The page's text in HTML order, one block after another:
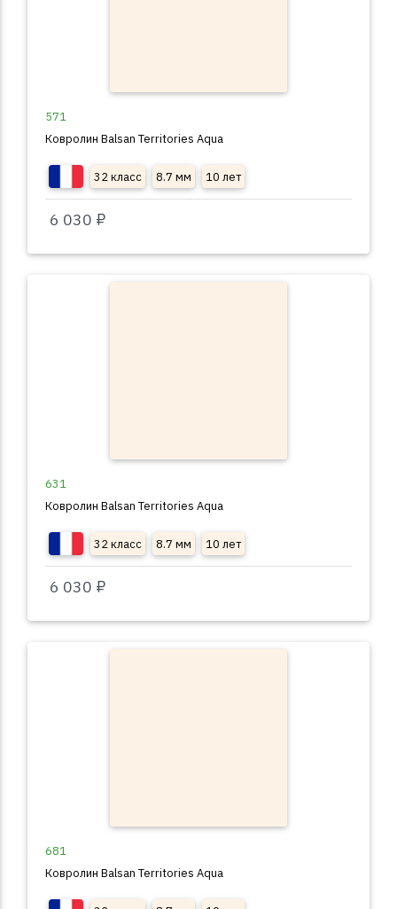
571
Ковролин Balsan Territories Aqua
32 класс 8.7 мм 10 лет
6 030 ₽
631
Ковролин Balsan Territories Aqua
32 класс 8.7 мм 10 лет
6 030 ₽
681
Ковролин Balsan Territories Aqua